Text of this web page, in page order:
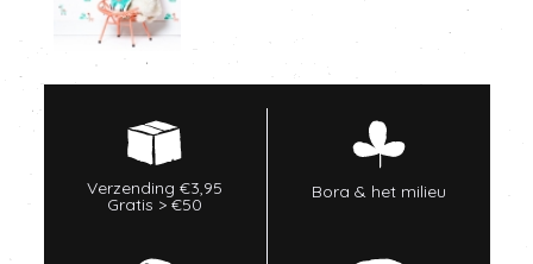
Verzending €3,95
Gratis > €50
Bora & het milieu